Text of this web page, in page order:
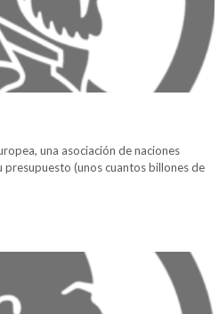
una asociación de naciones
presupuesto (unos cuantos billones de